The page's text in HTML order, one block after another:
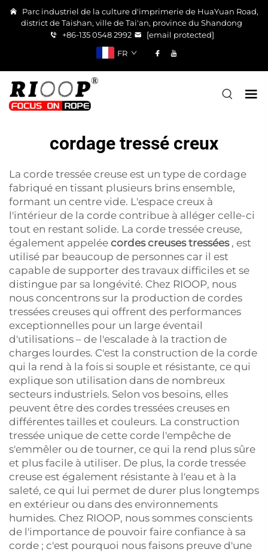
Parc industriel de la culture d'imprimerie de HuaYuan Road,
district de Taishan, ville de Tai'an, province du Shandong
+86-135 0548 2992
[email protected]
FR
cordage tressé creux
La corde tressée creuse est un type de cordage
fabriqué en tissant plusieurs brins ensemble,
formant un centre vide. L'espace creux à
l'intérieur de la corde contribue à alléger celle-ci
tout en restant solide. La corde tressée creuse,
également appelée cordes creuses tressées , est
utilisé par beaucoup de personnes car il est
capable de supporter des travaux difficiles et se
distingue par sa longévité. Chez RIOOP, nous
nous concentrons sur la production de cordes
tressées creuses qui offrent des performances
exceptionnelles pour un large éventail
d'utilisations – de l'escalade à la traction de
charges lourdes. C'est la construction de la corde
qui la rend à la fois si souple et résistante, ce qui
explique son utilisation dans de nombreux
secteurs industriels. Selon vos besoins, elles
peuvent être des cordes tressées creuses en
différentes tailles et couleurs. La construction
tressée unique de cette corde l'empêche de
s'emmêler ou de tourner, ce qui la rend plus sûre
et plus facile à utiliser. De plus, la corde tressée
creuse est également résistante à l'eau et à la
saleté, ce qui lui permet de durer plus longtemps
en extérieur ou dans des environnements
humides. Chez RIOOP, nous sommes conscients
de l'importance de pouvoir faire confiance à sa
corde ; c'est pourquoi nous faisons preuve d'une